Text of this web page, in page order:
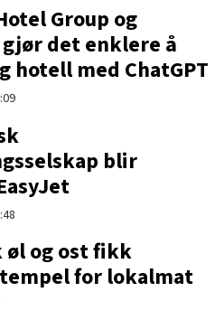
Group og
det enklere å
hotell med ChatGPT
blir
øl og ost fikk
for lokalmat